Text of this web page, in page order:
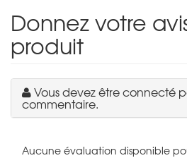
Donnez votre
produit
Vous devez être connecté
commentaire.
Aucune évaluation disponible